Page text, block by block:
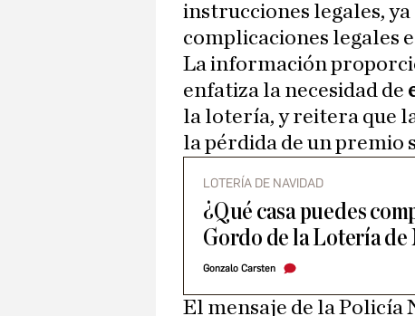
instrucciones legales,
complicaciones legales
La información
enfatiza la necesidad de
la lotería, y reitera que
la pérdida de un premio
LOTERÍA DE NAVIDAD
¿Qué casa puedes
Gordo de la Lotería
Gonzalo Carsten
El mensaje de la Policía